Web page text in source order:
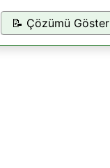
📝 Çözümü Göster